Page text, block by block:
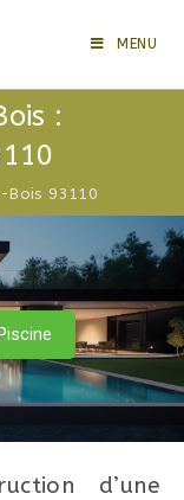
MENU
:
Bois 93110
d’une